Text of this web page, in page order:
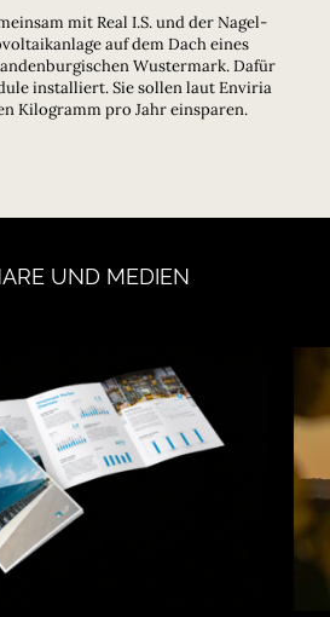
mit Real I.S. und der Nagel-
auf dem Dach eines
Wustermark. Dafür
installiert. Sie sollen laut Enviria
Kilogramm pro Jahr einsparen.
UND MEDIEN